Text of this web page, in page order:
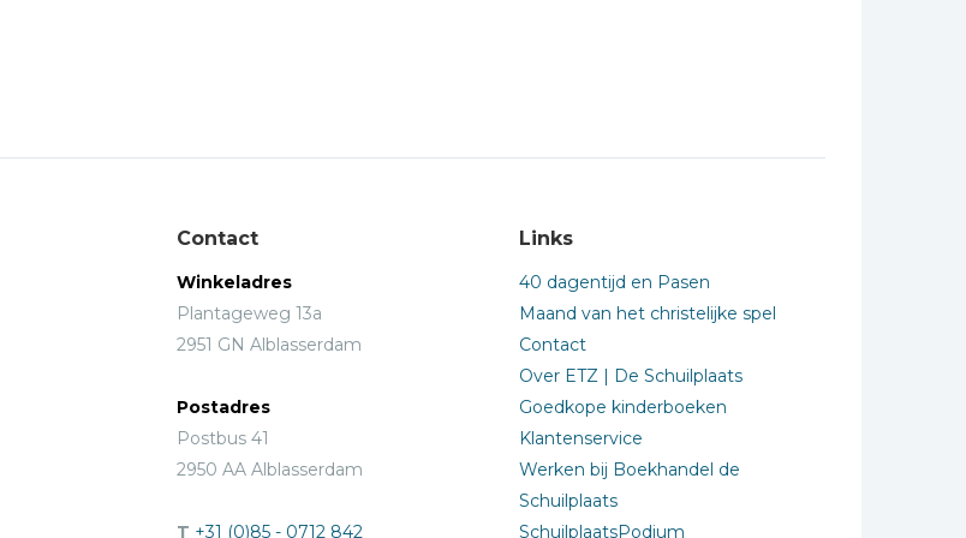
Contact
Winkeladres
Plantageweg 13a
2951 GN Alblasserdam
Postadres
Postbus 41
2950 AA Alblasserdam
T +31 (0)85 - 0712 842
Links
40 dagentijd en Pasen
Maand van het christelijke spel
Contact
Over ETZ | De Schuilplaats
Goedkope kinderboeken
Klantenservice
Werken bij Boekhandel de
Schuilplaats
SchuilplaatsPodium